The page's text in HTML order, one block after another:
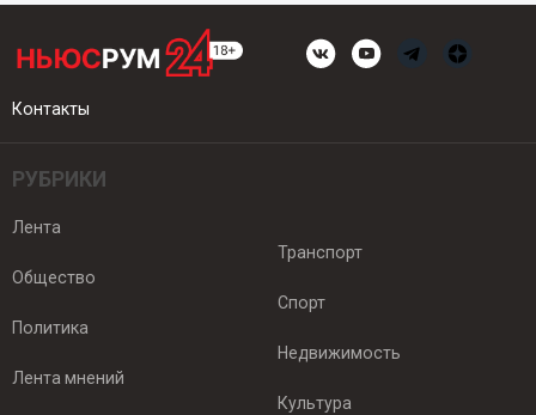
Контакты
РУБРИКИ
Лента
Общество
Политика
Лента мнений
Транспорт
Спорт
Недвижимость
Культура